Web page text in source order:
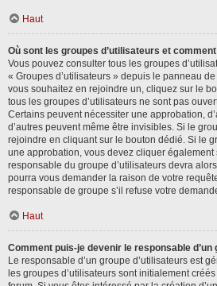
Haut
Où sont les groupes d’utilisateurs et
Vous pouvez consulter tous les groupes
« Groupes d’utilisateurs » depuis le panneau
vous souhaitez en rejoindre un, cliquez sur le
tous les groupes d’utilisateurs ne sont pas
Certains peuvent nécessiter une approbation,
d’autres peuvent même être invisibles. Si le
rejoindre en cliquant sur le bouton dédié. Si le
une approbation, vous devez cliquer
responsable du groupe d’utilisateurs devra
pourra vous demander la raison de votre
responsable de groupe s’il refuse votre
Haut
Comment puis-je devenir le responsable d’un
Le responsable d’un groupe d’utilisateurs est
les groupes d’utilisateurs sont initialement